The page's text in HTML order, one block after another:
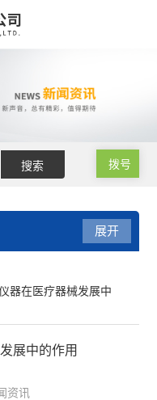
拨号
展开
器在医疗器械发展中
展中的作用
资讯